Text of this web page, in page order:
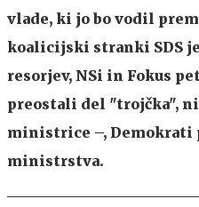
vlade, ki jo bo vodil
koalicijski stranki SDS
resorjev, NSi in Fokus
preostali del "trojčka",
ministrice –, Demokrati
ministrstva.